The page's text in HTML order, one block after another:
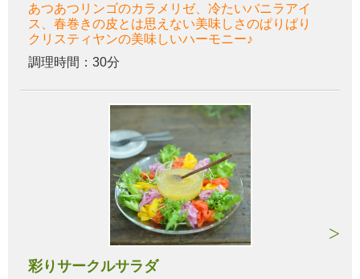
あつあつリンゴのカラメリゼ、冷たいバニラアイ
ス、春巻きの皮とは思えない美味しさのぱりぱり
クリスティヤンの美味しいハーモニー♪
調理時間：30分
彩りサークルサラダ